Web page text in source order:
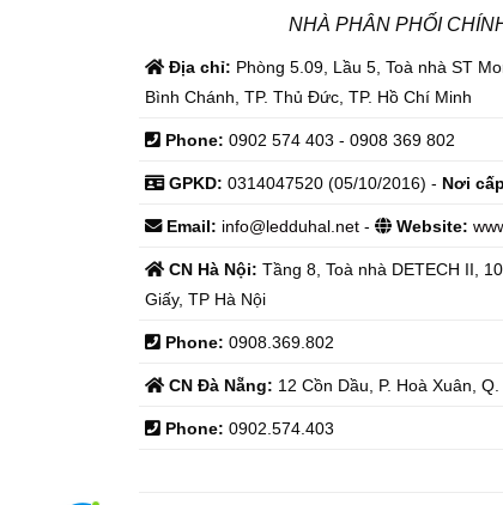
NHÀ PHÂN PHỐI
Địa chỉ: Phòng 5.09, Lầu 5, Toà nhà ST
Bình Chánh, TP. Thủ Đức, TP. Hồ Chí Minh
Phone: 0902 574 403 - 0908 369 802
GPKD: 0314047520 (05/10/2016) - Nơi
Email: info@ledduhal.net- Website:
CN Hà Nội: Tầng 8, Toà nhà DETECH II,
Giấy, TP Hà Nội
Phone: 0908.369.802
CN Đà Nẵng: 12 Cồn Dầu, P. Hoà Xuân,
Phone: 0902.574.403